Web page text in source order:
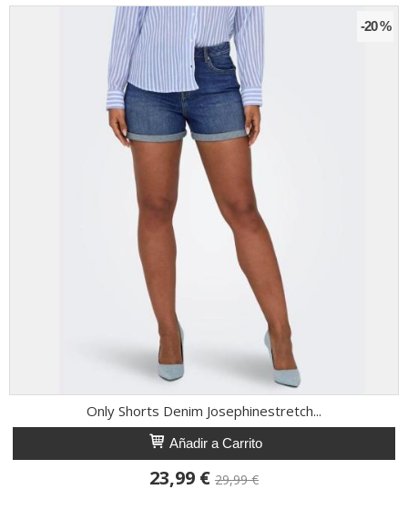
-20 %
Only Shorts Denim Josephinestretch...
Añadir a Carrito
23,99 € 29,99 €